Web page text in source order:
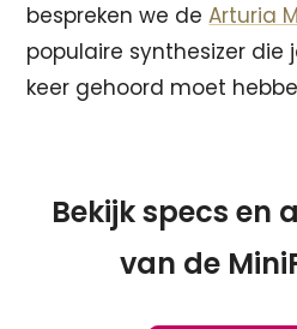
bespreken we deArturia
populaire synthesizer die
keer gehoord moet
Bekijk specs en
van de